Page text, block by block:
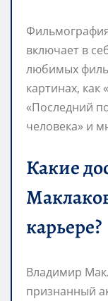
включает в
любимых
картинах, как
«Последний
человека» и
Какие
карьере?
Владимир
признанный